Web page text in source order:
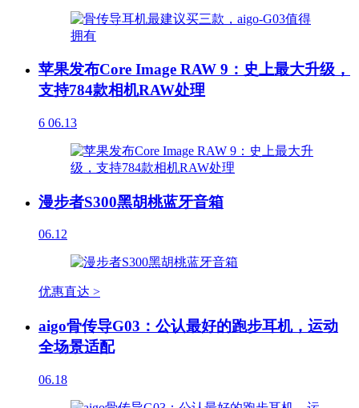
苹果发布Core Image RAW 9：史上最大升级，
支持784款相机RAW处理
6 06.13
漫步者S300黑胡桃蓝牙音箱
06.12
优惠直达 >
aigo骨传导G03：公认最好的跑步耳机，运动
全场景适配
06.18